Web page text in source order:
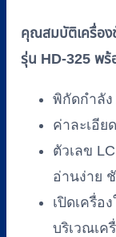
รุ่น
325
คำนวณ
ค่า
BMI
ขาว
คุณสมบัติเครื่อง
รุ่น HD-325 พร้
พิกัดกำลัง
ค่าละเอีย
ตัวเลข
อ่านง่าย
เปิดเครื่อ
บริเวณเค